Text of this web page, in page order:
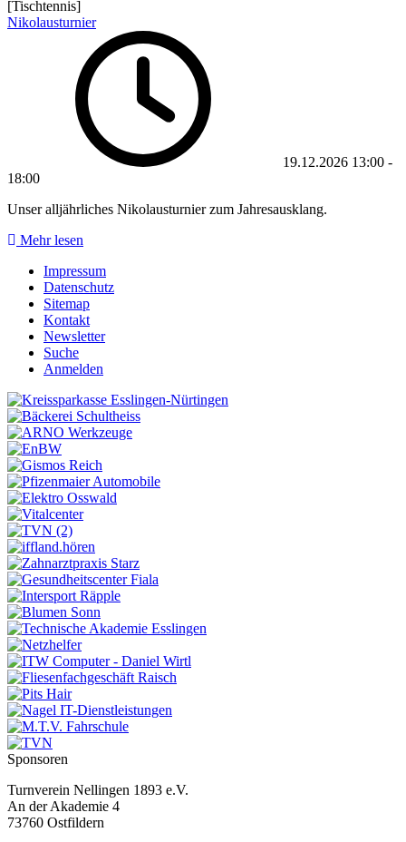
[Tischtennis]
Nikolausturnier
19.12.2026 13:00 -
18:00
Unser alljährliches Nikolausturnier zum Jahresausklang.
Mehr lesen
Impressum
Datenschutz
Sitemap
Kontakt
Newsletter
Suche
Anmelden
Sponsoren
Turnverein Nellingen 1893 e.V.
An der Akademie 4
73760 Ostfildern